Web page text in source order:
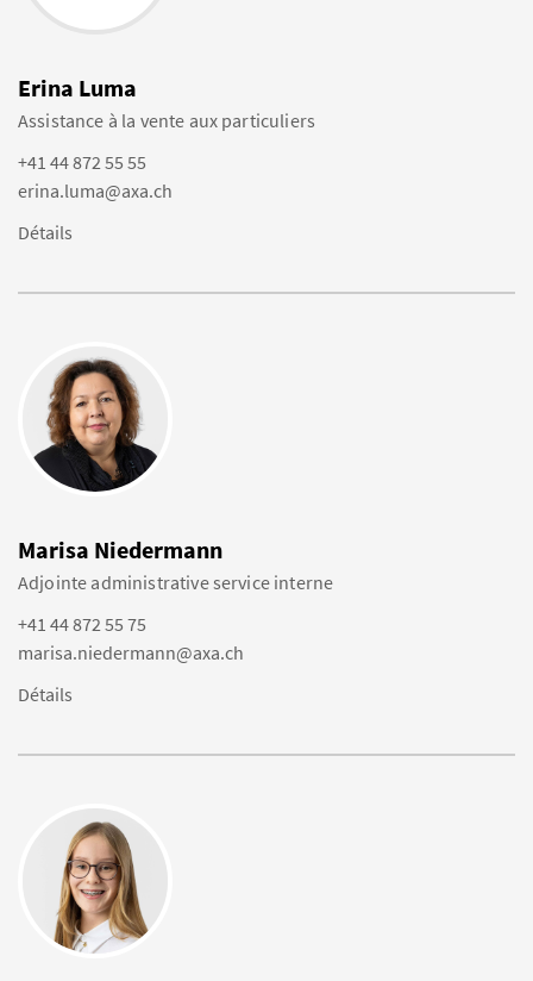
Erina Luma
Assistance à la vente aux particuliers
+41 44 872 55 55
erina.luma@axa.ch
Détails
Marisa Niedermann
Adjointe administrative service interne
+41 44 872 55 75
marisa.niedermann@axa.ch
Détails